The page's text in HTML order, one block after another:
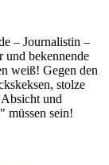
– Journalistin –
und bekennende
weiß! Gegen den
stolze
und
müssen sein!